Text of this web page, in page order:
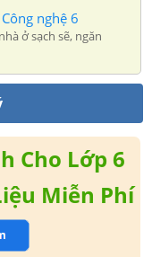
nghệ 6
ở sạch sẽ, ngăn
Cho Lớp 6
Miễn Phí